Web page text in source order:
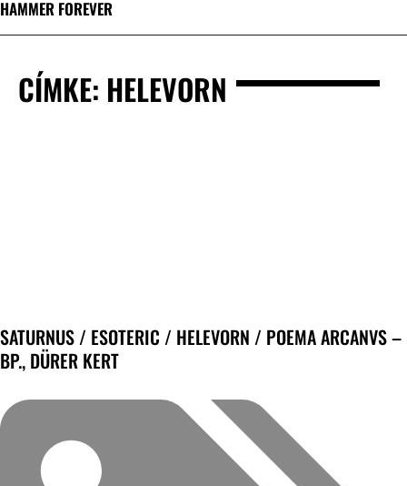
HAMMER FOREVER
CÍMKE: HELEVORN
SATURNUS / ESOTERIC / HELEVORN / POEMA ARCANVS –
BP., DÜRER KERT